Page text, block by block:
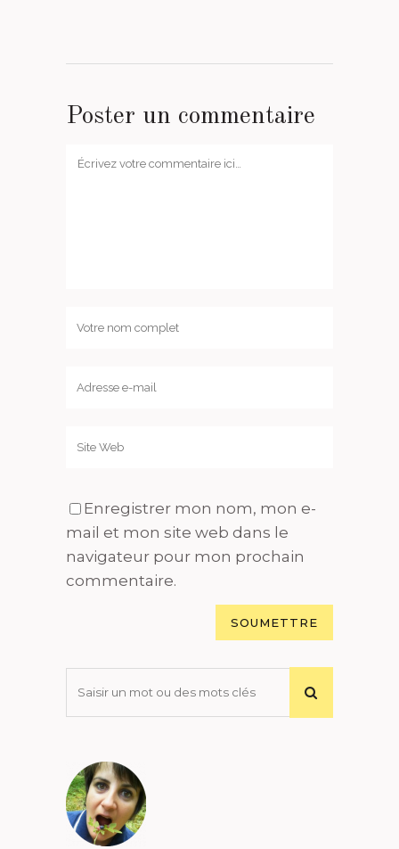
Poster un commentaire
Enregistrer mon nom, mon e-
mail et mon site web dans le
navigateur pour mon prochain
commentaire.